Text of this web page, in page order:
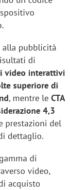
alla pubblicità
di
video interattivi
superiore di
, mentre le CTA
4,3
prestazioni del
dettaglio.
di
video,
acquisto